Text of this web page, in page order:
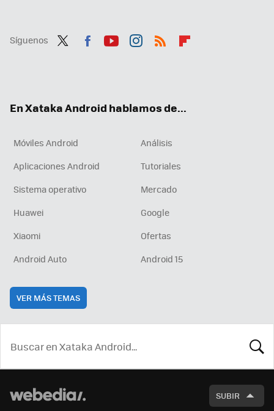
Síguenos
En Xataka Android hablamos de...
Móviles Android
Análisis
Aplicaciones Android
Tutoriales
Sistema operativo
Mercado
Huawei
Google
Xiaomi
Ofertas
Android Auto
Android 15
VER MÁS TEMAS
SUBIR